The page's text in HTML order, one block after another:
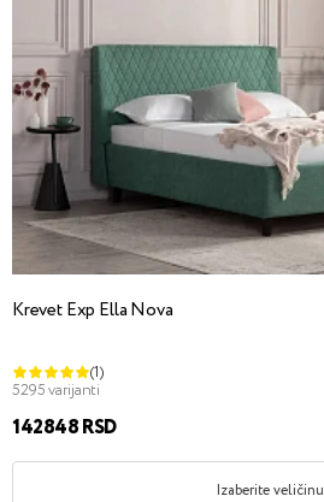
Krevet Exp Ella Nova
(1)
5295 varijanti
142848 RSD
Izaberite veličinu